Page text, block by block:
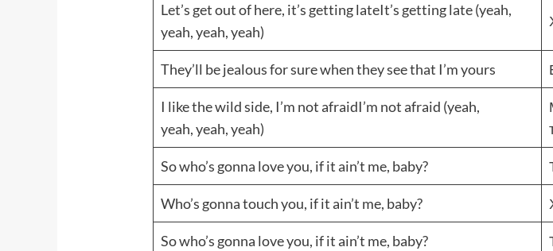
Let’s get out of here, it’s getting lateIt’s getting late (yeah,
yeah, yeah, yeah)
They’ll be jealous for sure when they see that I’m yours
I like the wild side, I’m not afraidI’m not afraid (yeah,
yeah, yeah, yeah)
So who’s gonna love you, if it ain’t me, baby?
Who’s gonna touch you, if it ain’t me, baby?
So who’s gonna love you, if it ain’t me, baby?